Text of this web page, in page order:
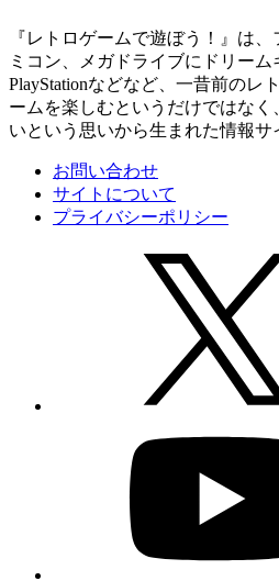
『レトロゲームで遊ぼう！』は
ミコン、メガドライブにドリーム
PlayStationなどなど、一昔前のレ
ームを楽しむというだけではな
いという思いから生まれた情報サ
お問い合わせ
サイトについて
プライバシーポリシー